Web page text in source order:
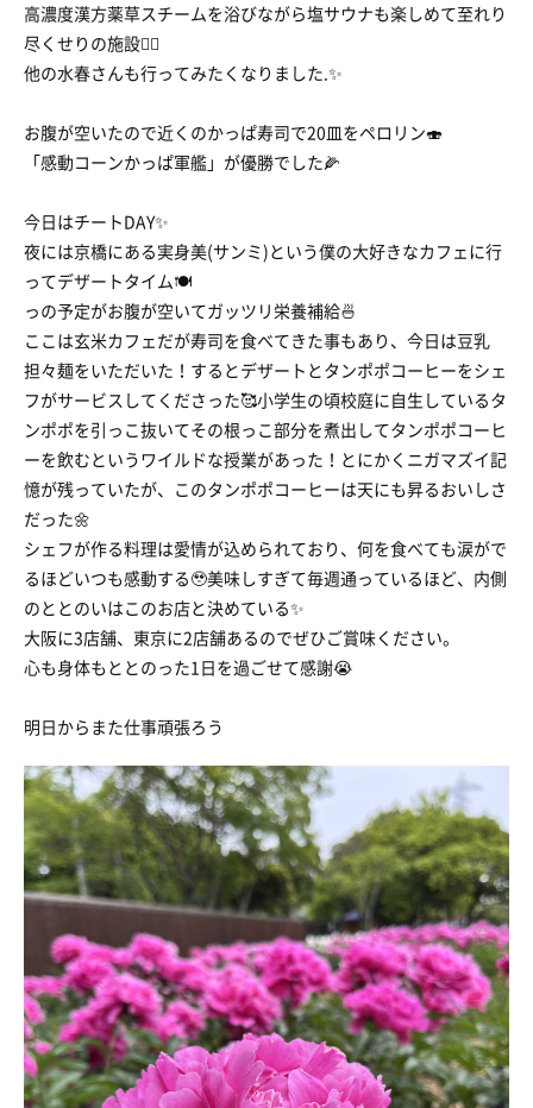
高濃度漢方薬草スチームを浴びながら塩サウナも楽しめて至れり
尽くせりの施設😶‍🌫️
他の水春さんも行ってみたくなりました.✨
お腹が空いたので近くのかっぱ寿司で20皿をペロリン🍣
「感動コーンかっぱ軍艦」が優勝でした🌽
今日はチートDAY✨
夜には京橋にある実身美(サンミ)という僕の大好きなカフェに行
ってデザートタイム🍽️
っの予定がお腹が空いてガッツリ栄養補給🍜
ここは玄米カフェだが寿司を食べてきた事もあり、今日は豆乳
担々麺をいただいた！するとデザートとタンポポコーヒーをシェ
フがサービスしてくださった🥰小学生の頃校庭に自生しているタ
ンポポを引っこ抜いてその根っこ部分を煮出してタンポポコーヒ
ーを飲むというワイルドな授業があった！とにかくニガマズイ記
憶が残っていたが、このタンポポコーヒーは天にも昇るおいしさ
だった🌼
シェフが作る料理は愛情が込められており、何を食べても涙がで
るほどいつも感動する🥹美味しすぎて毎週通っているほど、内側
のととのいはこのお店と決めている✨
大阪に3店舗、東京に2店舗あるのでぜひご賞味ください。
心も身体もととのった1日を過ごせて感謝😭
明日からまた仕事頑張ろう